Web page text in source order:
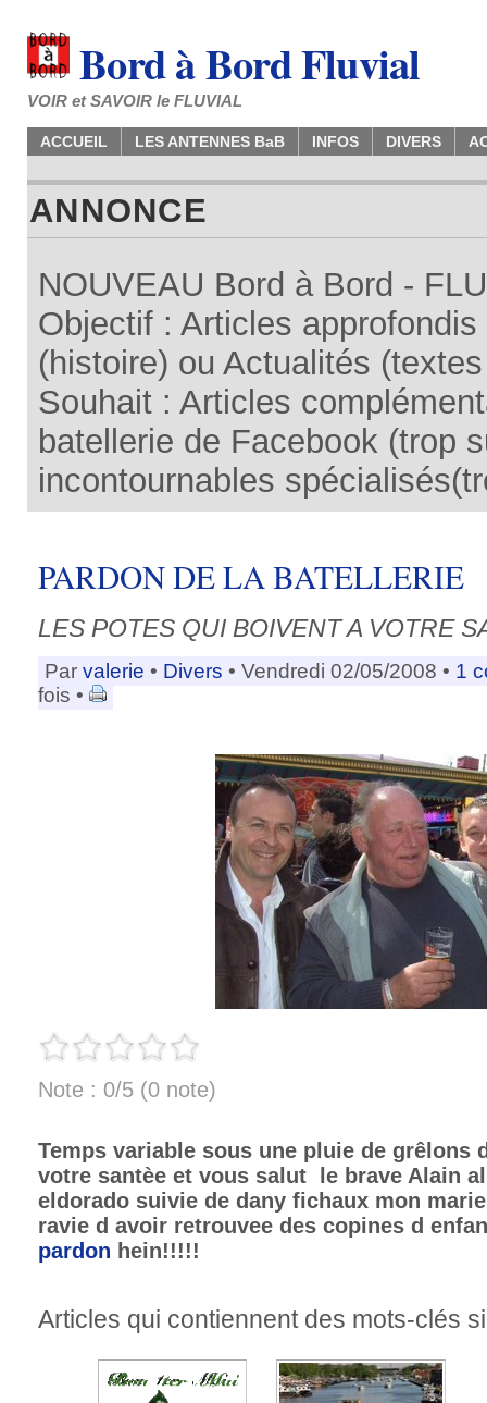
Bord à Bord Fluvial
VOIR et SAVOIR le FLUVIAL
ACCUEIL LES ANTENNES BaB INFOS DIVERS
ANNONCE
NOUVEAU Bord à Bord -
Objectif : Articles
(histoire) ou Actualités
Souhait : Articles
batellerie de Facebook (trop
incontournables
PARDON DE LA BATELLERIE
LES POTES QUI BOIVENT A VOTRE
Par valerie • Divers • Vendredi 02/05/2008 • 1
fois •
Note : 0/5 (0 note)
Temps variable sous une pluie de grêlons
votre santèe et vous salut le brave Alain
eldorado suivie de dany fichaux mon
ravie d avoir retrouvee des copines d
pardon hein!!!!!
Articles qui contiennent des mots-clés